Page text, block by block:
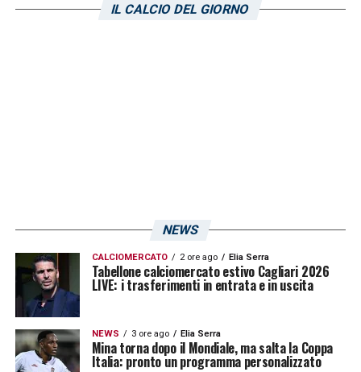
formazioni si disputerà venerdì 19 maggio
IL CALCIO DEL GIORNO
NEWS
CALCIOMERCATO 2 ore ago Elia Serra
Tabellone calciomercato estivo Cagliari 2026
LIVE: i trasferimenti in entrata e in uscita
NEWS 3 ore ago Elia Serra
Mina torna dopo il Mondiale, ma salta la Coppa
Italia: pronto un programma personalizzato